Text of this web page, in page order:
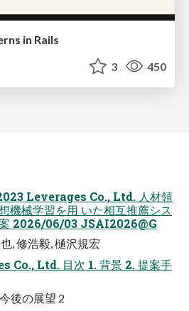
in Rails
3 450
Leverages Co., Ltd. 人材領
機械学習を用 いた相互推薦シス
2026/06/03 JSAI2026@G
, 修浩毅, 樋沢規宏
Co., Ltd. 目次 1. 背景 2. 提案手
後の展望 2